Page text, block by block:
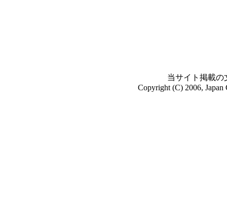
当サイト掲載の
Copyright (C) 2006, Japan